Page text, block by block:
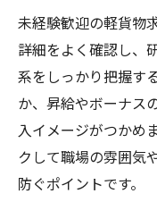
未経験歓迎の軽貨物
詳細をよく確認し、
系をしっかり把握す
か、昇給やボーナス
入イメージがつかめ
クして職場の雰囲気
防ぐポイントです。